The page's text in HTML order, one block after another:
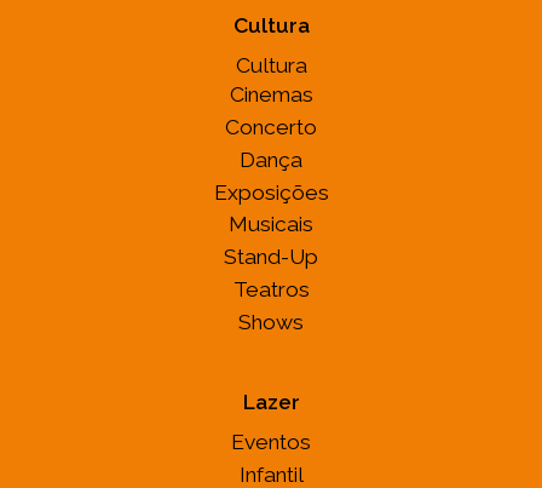
Cultura
Cultura
Cinemas
Concerto
Dança
Exposições
Musicais
Stand-Up
Teatros
Shows
Lazer
Eventos
Infantil